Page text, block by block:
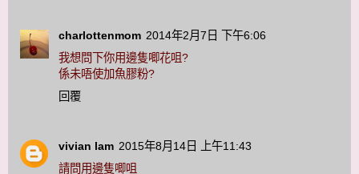
charlottenmom 2014年2月7日 下午6:06
我想問下你用邊隻唧花咀?
係未唔使加魚膠粉?
回覆
vivian lam 2015年8月14日 上午11:43
請問用邊隻唧咀